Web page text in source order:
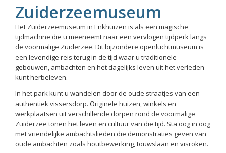
Zuiderzeemuseum
Het Zuiderzeemuseum in Enkhuizen is als een magische
tijdmachine die u meeneemt naar een vervlogen tijdperk langs
de voormalige Zuiderzee. Dit bijzondere openluchtmuseum is
een levendige reis terug in de tijd waar u traditionele
gebouwen, ambachten en het dagelijks leven uit het verleden
kunt herbeleven.
In het park kunt u wandelen door de oude straatjes van een
authentiek vissersdorp. Originele huizen, winkels en
werkplaatsen uit verschillende dorpen rond de voormalige
Zuiderzee tonen het leven en cultuur van die tijd. Sta oog in oog
met vriendelijke ambachtslieden die demonstraties geven van
oude ambachten zoals houtbewerking, touwslaan en visroken.